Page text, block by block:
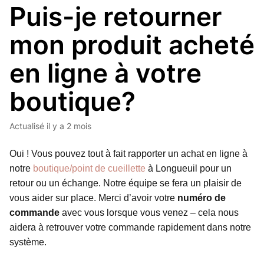
Puis-je retourner
mon produit acheté
en ligne à votre
boutique?
Actualisé il y a 2 mois
Oui ! Vous pouvez tout à fait rapporter un achat en ligne à
notre boutique/point de cueillette à Longueuil pour un
retour ou un échange. Notre équipe se fera un plaisir de
vous aider sur place. Merci d’avoir votre numéro de
commande avec vous lorsque vous venez – cela nous
aidera à retrouver votre commande rapidement dans notre
système.